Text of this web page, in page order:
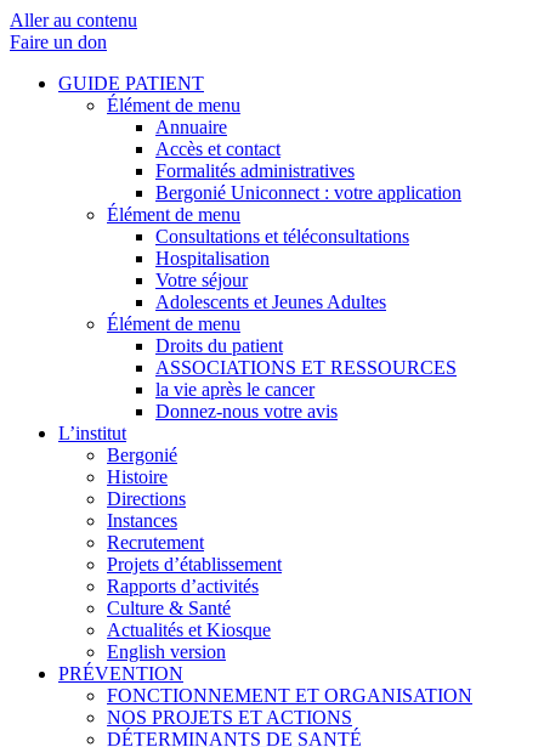
Aller au contenu
Faire un don
GUIDE PATIENT
Élément de menu
Annuaire
Accès et contact
Formalités administratives
Bergonié Uniconnect : votre application
Élément de menu
Consultations et téléconsultations
Hospitalisation
Votre séjour
Adolescents et Jeunes Adultes
Élément de menu
Droits du patient
ASSOCIATIONS ET RESSOURCES
la vie après le cancer
Donnez-nous votre avis
L’institut
Bergonié
Histoire
Directions
Instances
Recrutement
Projets d’établissement
Rapports d’activités
Culture & Santé
Actualités et Kiosque
English version
PRÉVENTION
FONCTIONNEMENT ET ORGANISATION
NOS PROJETS ET ACTIONS
DÉTERMINANTS DE SANTÉ